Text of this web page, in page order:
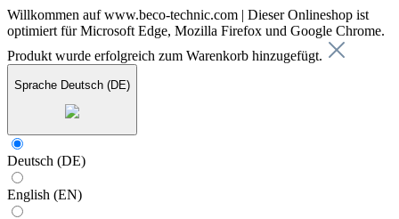
Willkommen auf www.beco-technic.com | Dieser Onlineshop ist
optimiert für Microsoft Edge, Mozilla Firefox und Google Chrome.
Produkt wurde erfolgreich zum Warenkorb hinzugefügt.
Sprache Deutsch (DE)
Deutsch (DE)
English (EN)